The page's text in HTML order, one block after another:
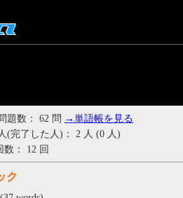
題数： 62 問 →単語帳を見る
(完了した人)： 2 人 (0 人)
： 12 回
ク